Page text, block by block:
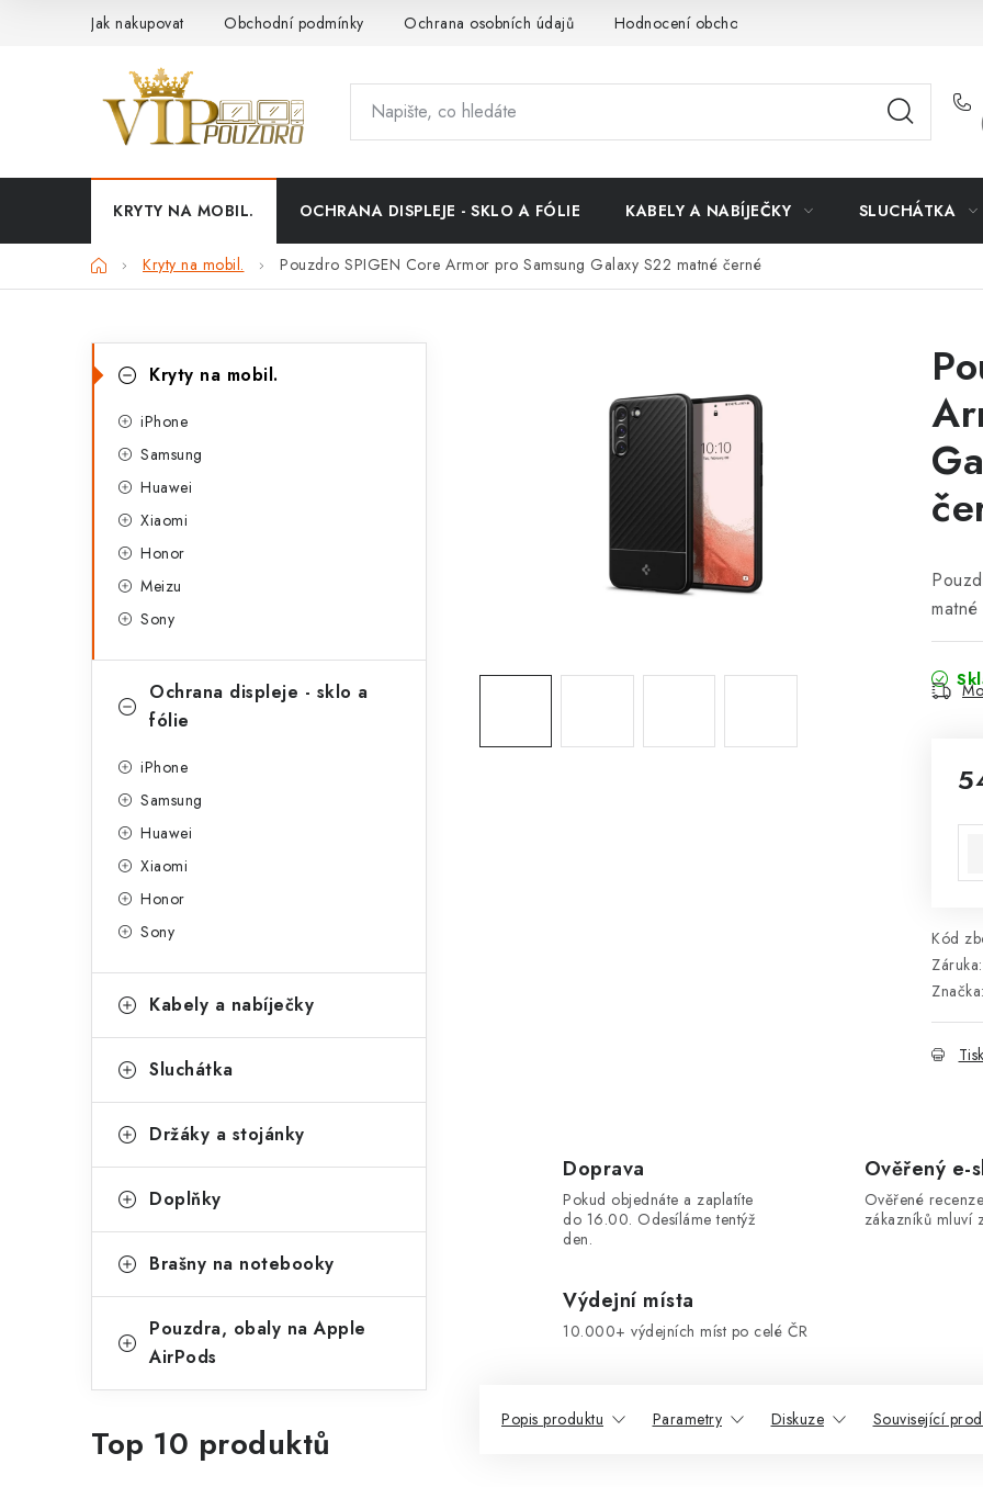
Jak nakupovat Obchodní podmínky Ochrana osobních údajů Hodnocení obchodu
KRYTY NA MOBIL. OCHRANA DISPLEJE - SKLO A FÓLIE KABELY A NABÍJEČKY SLUCHÁTKA
DomůKryty na mobil. Pouzdro SPIGEN Core Armor pro Samsung Galaxy S22 matné černé
P
n
kategorie
K
a
e
Kryty na mobil.
iPhone
Samsung
Huawei
Xiaomi
Honor
Meizu
Sony
Ochrana displeje - sklo a
fólie
iPhone
Samsung
Huawei
Xiaomi
Honor
Sony
Kabely a nabíječky
Sluchátka
Držáky a stojánky
Doplňky
Brašny na notebooky
Pouzdra, obaly na Apple
AirPods
Top 10 produktů
Kód
Záruka:
Značka:
Tisk
Doprava
Pokud objednáte a zaplatíte
do 16.00. Odesíláme tentýž
den.
Ověřený e-
Ověřené
zákazníků mluví
Výdejní místa
10.000+ výdejních míst po celé ČR
Popis produktu Parametry Diskuze Související